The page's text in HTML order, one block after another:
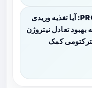
طرح‌آزمایی PROGAIN: آیا تغذیه وریدی
بهبود تعادل نیتروژن
کمک